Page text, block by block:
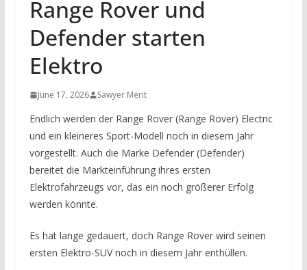
Range Rover und
Defender starten
Elektro
June 17, 2026 Sawyer Merit
Endlich werden der Range Rover (Range Rover) Electric
und ein kleineres Sport-Modell noch in diesem Jahr
vorgestellt. Auch die Marke Defender (Defender)
bereitet die Markteinführung ihres ersten
Elektrofahrzeugs vor, das ein noch größerer Erfolg
werden könnte.
Es hat lange gedauert, doch Range Rover wird seinen
ersten Elektro-SUV noch in diesem Jahr enthüllen.